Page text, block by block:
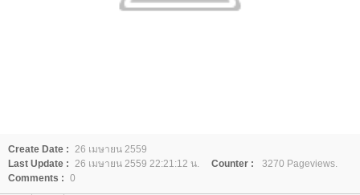
Create Date : 26 เมษายน 2559
Last Update : 26 เมษายน 2559 22:21:12 น. Counter :
3270 Pageviews.
Comments : 0